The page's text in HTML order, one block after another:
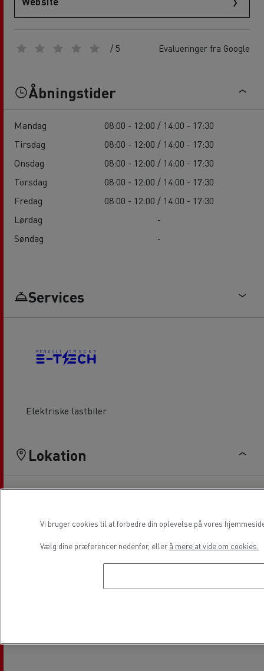
/ 5 Evalueringer fra Google
Åbningstider
Mandag
08:00 - 12:00 / 14:00 - 17:30
Tirsdag
08:00 - 12:00 / 14:00 - 17:30
Onsdag
08:00 - 12:00 / 14:00 - 17:30
Torsdag
08:00 - 12:00 / 14:00 - 17:30
Fredag
08:00 - 12:00 / 14:00 - 17:30
Lørdag
-
Søndag
-
Services
Elektriske lastbiler
Lokation
Vi bruger cookies til at forbedre din oplevelse på vores
Vælg dine præferencer nedenfor, eller å mere at vide om cookies.